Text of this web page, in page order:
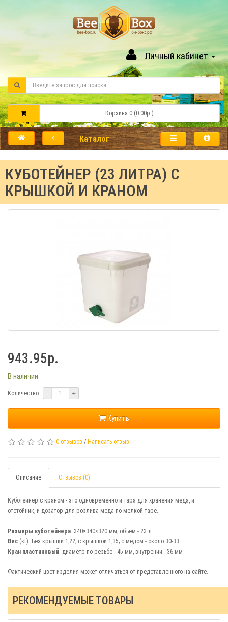
Личный кабинет
Корзина 0 (0.00р.)
Каталог
КУБОТЕЙНЕР (23 ЛИТРА) С
КРЫШКОЙ И КРАНОМ
943.95р.
В наличии
Количество - +
Купить
0 отзывов / Написать отзыв
Описание Отзывов (0)
Куботейнер с краном - это одновременно и тара для хранения меда, и
отстойник, и дозатор для розлива меда по мелкой таре.
Размеры куботейнера: 340×340×320 мм, объем - 23 л.
Вес (кг): Без крышки 1,22; с крышкой 1,35; с медом - около 30-33.
Кран пластиковый: диаметр по резьбе - 45 мм, внутрений - 36 мм
Фактический цвет изделия может отличаться от представленного на сайте.
РЕКОМЕНДУЕМЫЕ ТОВАРЫ